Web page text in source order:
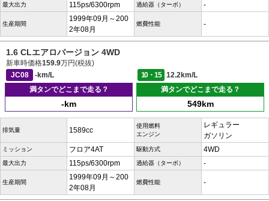
最大出力 115ps/6300rpm 過給器（ターボ） -
生産期間
1999年09月～200
2年08月
燃費性能 -
1.6 CLエアロバージョン 4WD
新車時価格159.9万円(税抜)
JC08
-km/L 10・15
12.2km/L
満タンでどこまで走る？
-km
満タンでどこまで走る？
549km
排気量 1589cc
使用燃料
エンジン
レギュラー
ガソリン
ミッション フロア4AT 駆動方式 4WD
最大出力 115ps/6300rpm 過給器（ターボ） -
生産期間
1999年09月～200
2年08月
燃費性能 -